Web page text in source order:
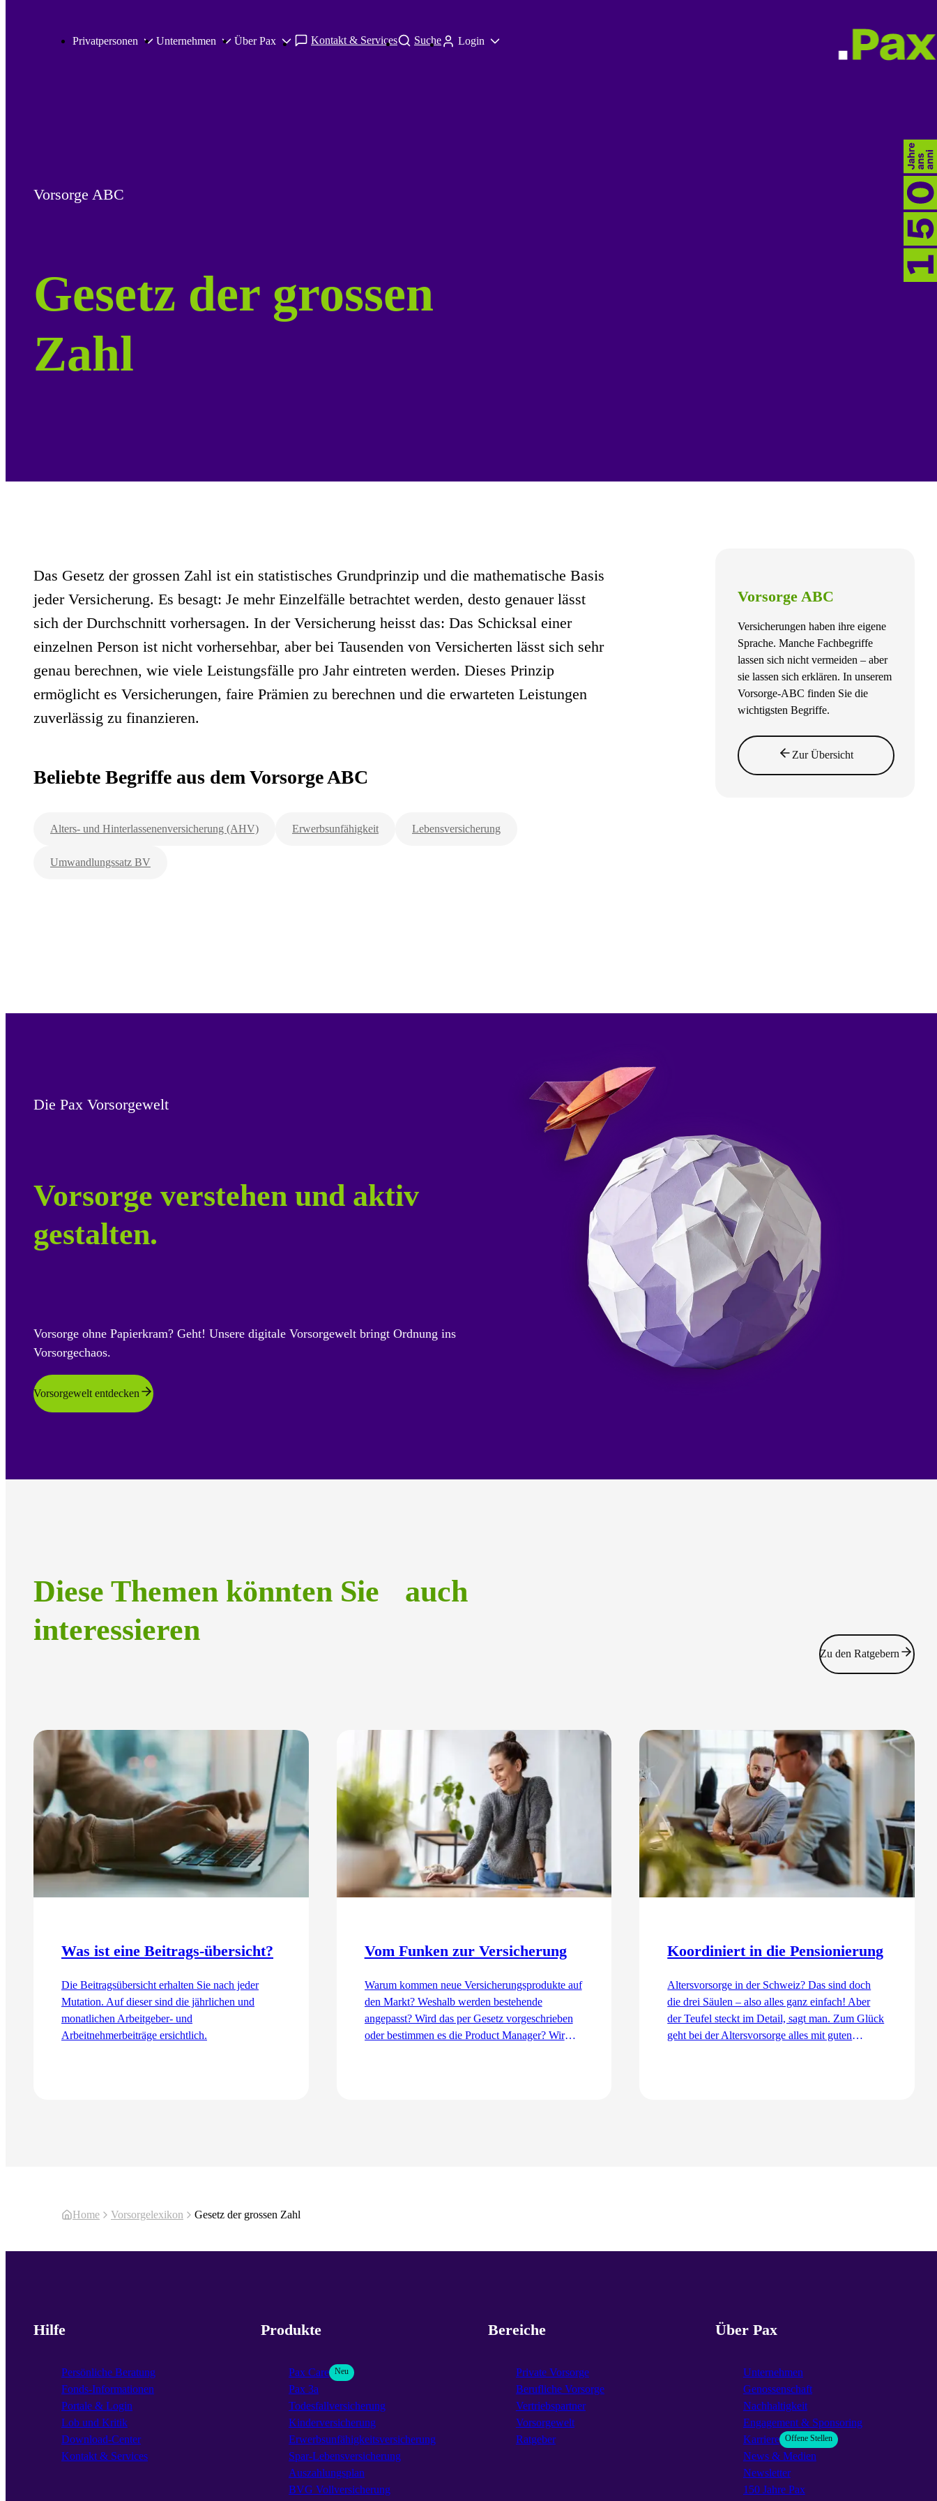
Privatpersonen Unternehmen Über Pax Kontakt & Services Suche Login
Vorsorge ABC
Gesetz der grossen
Zahl
Das Gesetz der grossen Zahl ist ein statistisches Grundprinzip und die mathematische Basis
jeder Versicherung. Es besagt: Je mehr Einzelfälle betrachtet werden, desto genauer lässt
sich der Durchschnitt vorhersagen. In der Versicherung heisst das: Das Schicksal einer
einzelnen Person ist nicht vorhersehbar, aber bei Tausenden von Versicherten lässt sich sehr
genau berechnen, wie viele Leistungsfälle pro Jahr eintreten werden. Dieses Prinzip
ermöglicht es Versicherungen, faire Prämien zu berechnen und die erwarteten Leistungen
zuverlässig zu finanzieren.
Beliebte Begriffe aus dem Vorsorge ABC
Alters- und Hinterlassenenversicherung (AHV) Erwerbsunfähigkeit Lebensversicherung
Umwandlungssatz BV
Vorsorge ABC
Versicherungen haben ihre eigene
Sprache. Manche Fachbegriffe
lassen sich nicht vermeiden – aber
sie lassen sich erklären. In unserem
Vorsorge-ABC finden Sie die
wichtigsten Begriffe.
Zur Übersicht
Die Pax Vorsorgewelt
Vorsorge verstehen und aktiv
gestalten.
Vorsorge ohne Papierkram? Geht! Unsere digitale Vorsorgewelt bringt Ordnung ins
Vorsorgechaos.
Vorsorgewelt entdecken
Diese Themen könnten Sie auch
interessieren
Was ist eine Beitrags-übersicht?
Die Beitragsübersicht erhalten Sie nach jeder
Mutation. Auf dieser sind die jährlichen und
monatlichen Arbeitgeber- und
Arbeitnehmerbeiträge ersichtlich.
Vom Funken zur Versicherung
Warum kommen neue Versicherungsprodukte auf
den Markt? Weshalb werden bestehende
angepasst? Wird das per Gesetz vorgeschrieben
oder bestimmen es die Product Manager? Wir
Koordiniert in die Pensionierung
Altersvorsorge in der Schweiz? Das sind doch
die drei Säulen – also alles ganz einfach! Aber
der Teufel steckt im Detail, sagt man. Zum Glück
geht bei der Altersvorsorge alles mit guten
Zu den Ratgebern
Home Vorsorgelexikon Gesetz der grossen Zahl
Hilfe
Persönliche Beratung
Fonds-Informationen
Portale & Login
Lob und Kritik
Download-Center
Kontakt & Services
Produkte
Pax Care Neu
Pax 3a
Todesfallversicherung
Kinderversicherung
Erwerbsunfähigkeitsversicherung
Spar-Lebensversicherung
Auszahlungsplan
BVG Vollversicherung
Bereiche
Private Vorsorge
Berufliche Vorsorge
Vertriebspartner
Vorsorgewelt
Ratgeber
Über Pax
Unternehmen
Genossenschaft
Nachhaltigkeit
Engagement & Sponsoring
Karriere Offene Stellen
News & Medien
Newsletter
150 Jahre Pax